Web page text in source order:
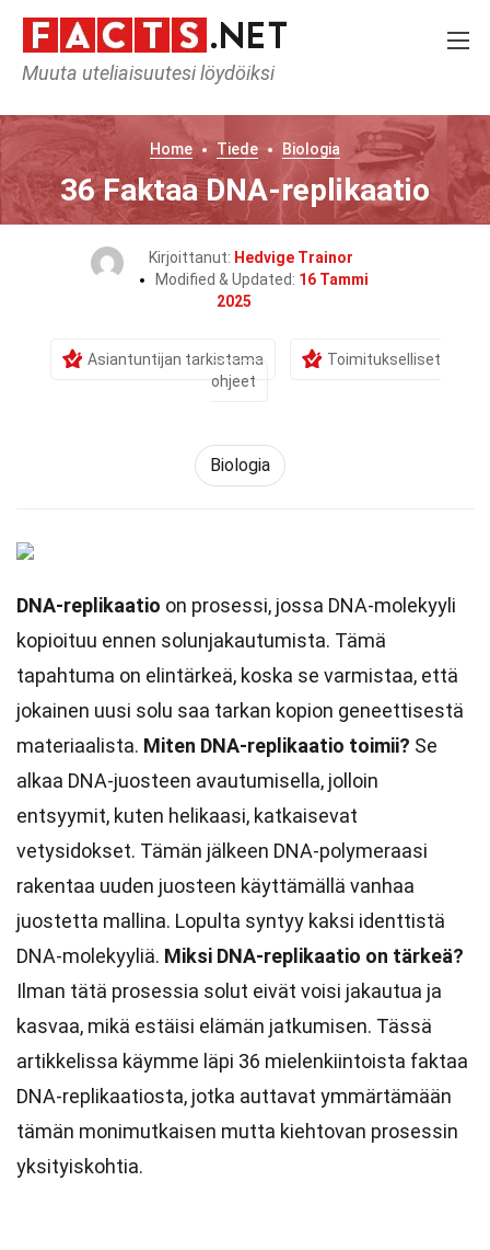
Muuta uteliaisuutesi löydöiksi
Home Tiede Biologia
36 Faktaa DNA-replikaatio
Kirjoittanut: Hedvige Trainor
Modified & Updated: 16 Tammi
2025
Asiantuntijan tarkistama
Toimitukselliset
ohjeet
Biologia
DNA-replikaatio on prosessi, jossa DNA-molekyyli
kopioituu ennen solunjakautumista. Tämä
tapahtuma on elintärkeä, koska se varmistaa, että
jokainen uusi solu saa tarkan kopion geneettisestä
materiaalista. Miten DNA-replikaatio toimii? Se
alkaa DNA-juosteen avautumisella, jolloin
entsyymit, kuten helikaasi, katkaisevat
vetysidokset. Tämän jälkeen DNA-polymeraasi
rakentaa uuden juosteen käyttämällä vanhaa
juostetta mallina. Lopulta syntyy kaksi identtistä
DNA-molekyyliä. Miksi DNA-replikaatio on tärkeä?
Ilman tätä prosessia solut eivät voisi jakautua ja
kasvaa, mikä estäisi elämän jatkumisen. Tässä
artikkelissa käymme läpi 36 mielenkiintoista faktaa
DNA-replikaatiosta, jotka auttavat ymmärtämään
tämän monimutkaisen mutta kiehtovan prosessin
yksityiskohtia.